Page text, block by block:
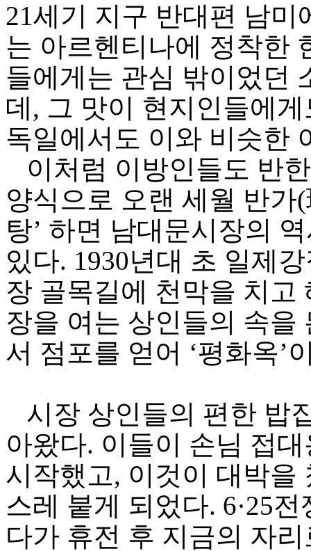
21세기 지구 반대편 남
는 아르헨티나에 정착한
들에게는 관심 밖이었던
데, 그 맛이 현지인들에
독일에서도 이와 비슷
이처럼 이방인들도 반
양식으로 오랜 세월 반가
탕’ 하면 남대문시장의
있다. 1930년대 초 일제
장 골목길에 천막을 치고
장을 여는 상인들의 속을
서 점포를 얻어 ‘평화옥’
시장 상인들의 편한 밥
아왔다. 이들이 손님 접
시작했고, 이것이 대박을
스레 붙게 되었다. 6·25
다가 휴전 후 지금의 자